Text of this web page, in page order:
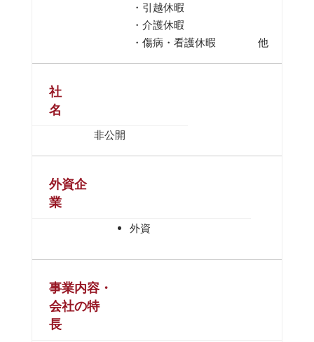
・引越休暇
・介護休暇
・傷病・看護休暇 他
社
名
非公開
外資企
業
外資
事業内容・
会社の特
長